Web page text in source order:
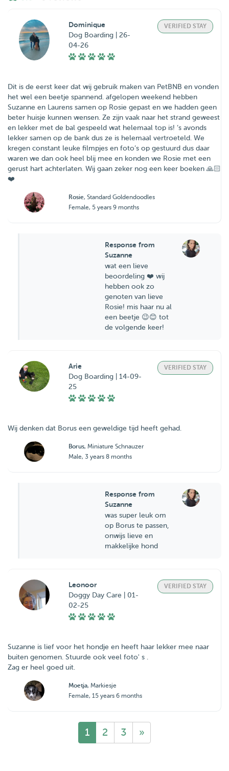
Dominique
Dog Boarding | 26-
04-26
VERIFIED STAY
Dit is de eerst keer dat wij gebruik maken van PetBNB en vonden
het wel een beetje spannend. afgelopen weekend hebben
Suzanne en Laurens samen op Rosie gepast en we hadden geen
beter huisje kunnen wensen. Ze zijn vaak naar het strand geweest
en lekker met de bal gespeeld wat helemaal top is! ‘s avonds
lekker samen op de bank dus ze is helemaal vertroeteld. We
kregen constant leuke filmpjes en foto’s op gestuurd dus daar
waren we dan ook heel blij mee en konden we Rosie met een
gerust hart achterlaten. Wij gaan zeker nog een keer boeken 🙏🏻
❤️
Rosie, Standard Goldendoodles
Female, 5 years 9 months
Response from
Suzanne
wat een lieve
beoordeling ❤️ wij
hebben ook zo
genoten van lieve
Rosie! mis haar nu al
een beetje 😉😊 tot
de volgende keer!
Arie
Dog Boarding | 14-09-
25
VERIFIED STAY
Wij denken dat Borus een geweldige tijd heeft gehad.
Borus, Miniature Schnauzer
Male, 3 years 8 months
Response from
Suzanne
was super leuk om
op Borus te passen,
onwijs lieve en
makkelijke hond
Leonoor
Doggy Day Care | 01-
02-25
VERIFIED STAY
Suzanne is lief voor het hondje en heeft haar lekker mee naar
buiten genomen. Stuurde ook veel foto' s .
Zag er heel goed uit.
Moetja, Markiesje
Female, 15 years 6 months
1 2 3 »